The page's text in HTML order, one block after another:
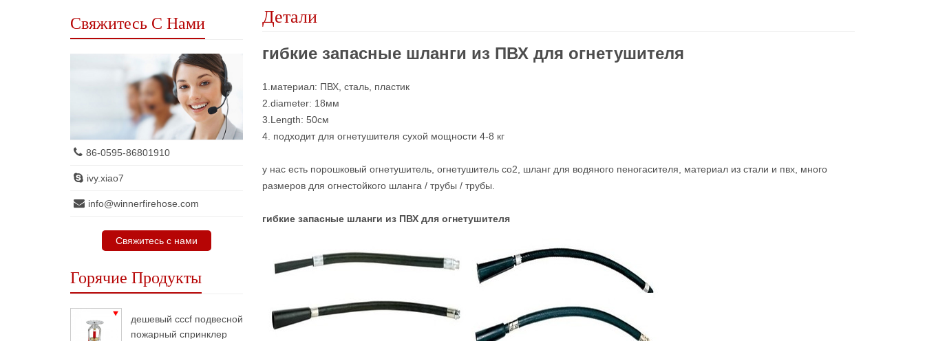
Свяжитесь С Нами
86-0595-86801910
ivy.xiao7
info@winnerfirehose.com
Свяжитесь с нами
Горячие Продукты
дешевый cccf подвесной
пожарный спринклер
Детали
гибкие запасные шланги из ПВХ для огнетушителя
1.материал: ПВХ, сталь, пластик
2.diameter: 18мм
3.Length: 50см
4. подходит для огнетушителя сухой мощности 4-8 кг
у нас есть порошковый огнетушитель, огнетушитель co2, шланг для водяного пеногасителя, материал из стали и пвх, много
размеров для огнестойкого шланга / трубы / трубы.
гибкие запасные шланги из ПВХ для огнетушителя